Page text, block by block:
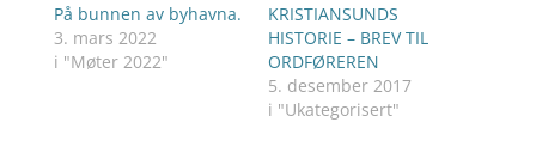
På bunnen av byhavna.
3. mars 2022
i "Møter 2022"
KRISTIANSUNDS
HISTORIE – BREV TIL
ORDFØREREN
5. desember 2017
i "Ukategorisert"